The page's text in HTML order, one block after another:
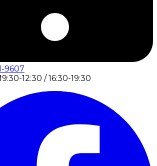
9607
9:30-12:30 / 16:30-19:30